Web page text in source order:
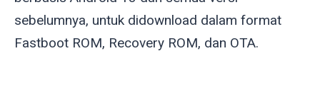
sebelumnya, untuk didownload dalam format
Fastboot ROM, Recovery ROM, dan OTA.